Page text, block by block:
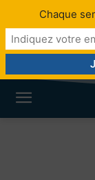
Chaque